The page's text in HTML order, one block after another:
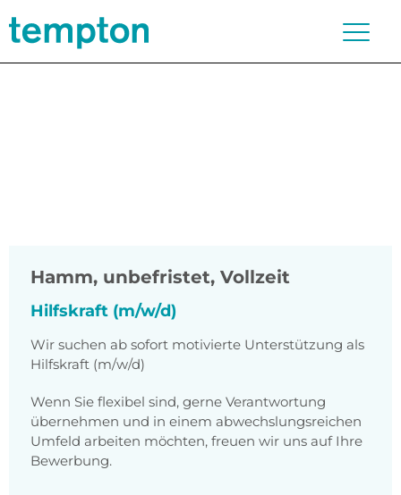
Hamm, unbefristet, Vollzeit
Hilfskraft (m/w/d)
Wir suchen ab sofort motivierte Unterstützung als
Hilfskraft (m/w/d)
Wenn Sie flexibel sind, gerne Verantwortung
übernehmen und in einem abwechslungsreichen
Umfeld arbeiten möchten, freuen wir uns auf Ihre
Bewerbung.